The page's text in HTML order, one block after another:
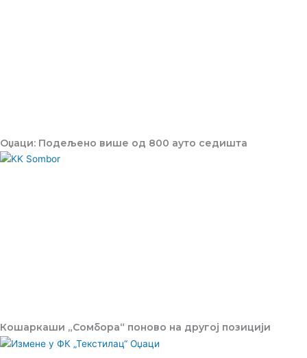
Оџаци: Подељено више од 800 ауто седишта
Кошаркаши „Сомбора“ поново на другој позицији